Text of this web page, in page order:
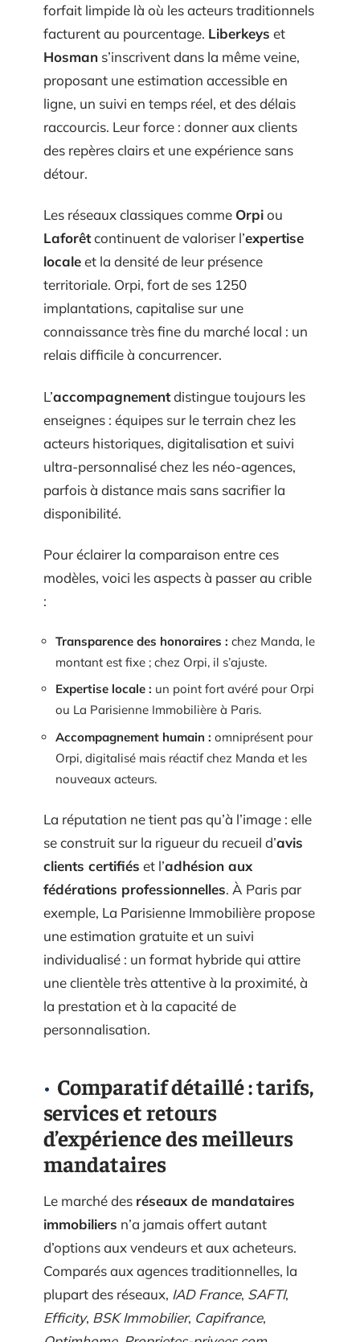
forfait limpide là où les acteurs traditionnels
facturent au pourcentage. Liberkeys et
Hosman s’inscrivent dans la même veine,
proposant une estimation accessible en
ligne, un suivi en temps réel, et des délais
raccourcis. Leur force : donner aux clients
des repères clairs et une expérience sans
détour.
Les réseaux classiques comme Orpiou
Laforêtcontinuent de valoriser l’expertise
localeet la densité de leur présence
territoriale. Orpi, fort de ses 1250
implantations, capitalise sur une
connaissance très fine du marché local : un
relais difficile à concurrencer.
L’accompagnementdistingue toujours les
enseignes : équipes sur le terrain chez les
acteurs historiques, digitalisation et suivi
ultra-personnalisé chez les néo-agences,
parfois à distance mais sans sacrifier la
disponibilité.
Pour éclairer la comparaison entre ces
modèles, voici les aspects à passer au crible
:
Transparence des honoraires : chez Manda, le
montant est fixe ; chez Orpi, il s’ajuste.
Expertise locale : un point fort avéré pour Orpi
ou La Parisienne Immobilière à Paris.
Accompagnement humain : omniprésent pour
Orpi, digitalisé mais réactif chez Manda et les
nouveaux acteurs.
La réputation ne tient pas qu’à l’image : elle
se construit sur la rigueur du recueil d’avis
clients certifiés et l’adhésion aux
fédérations professionnelles. À Paris par
exemple, La Parisienne Immobilière propose
une estimation gratuite et un suivi
individualisé : un format hybride qui attire
une clientèle très attentive à la proximité, à
la prestation et à la capacité de
personnalisation.
Comparatif détaillé : tarifs,
services et retours
d’expérience des meilleurs
mandataires
Le marché des réseaux de mandataires
immobiliers n’a jamais offert autant
d’options aux vendeurs et aux acheteurs.
Comparés aux agences traditionnelles, la
plupart des réseaux, IAD France, SAFTI,
Efficity, BSK Immobilier, Capifrance,